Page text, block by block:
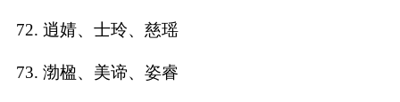
72. 逍婧、士玲、慈瑶
73. 渤楹、美谛、姿睿